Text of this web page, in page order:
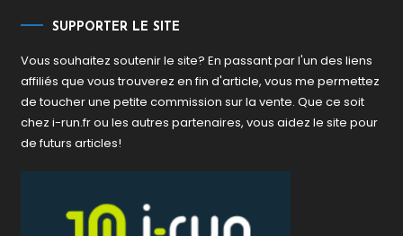
SUPPORTER LE SITE
Vous souhaitez soutenir le site? En passant par l'un des liens
affiliés que vous trouverez en fin d'article, vous me permettez
de toucher une petite commission sur la vente. Que ce soit
chez i-run.fr ou les autres partenaires, vous aidez le site pour
de futurs articles!